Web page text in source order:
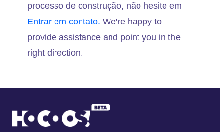
processo de construção, não hesite em
Entrar em contato. We're happy to
provide assistance and point you in the
right direction.